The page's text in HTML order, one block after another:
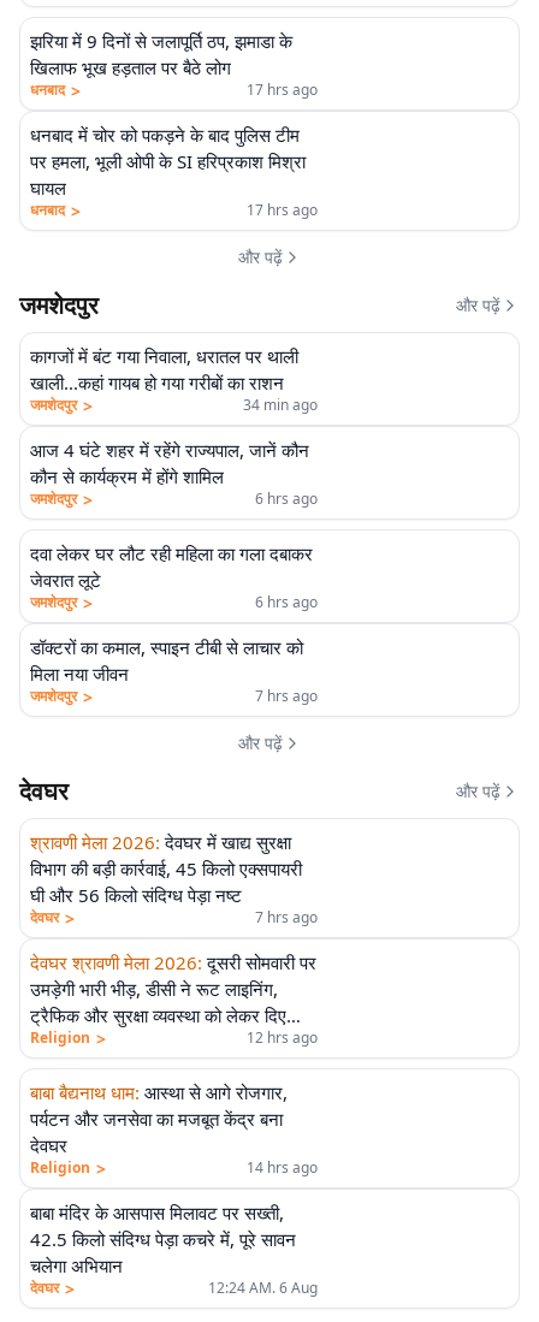
झरिया में 9 दिनों से जलापूर्ति ठप, झमाडा के
खिलाफ भूख हड़ताल पर बैठे लोग
धनबाद > 17 hrs ago
धनबाद में चोर को पकड़ने के बाद पुलिस टीम
पर हमला, भूली ओपी के SI हरिप्रकाश मिश्रा
घायल
धनबाद > 17 hrs ago
और पढ़ें
जमशेदपुर और पढ़ें
कागजों में बंट गया निवाला, धरातल पर थाली
खाली...कहां गायब हो गया गरीबों का राशन
जमशेदपुर > 34 min ago
आज 4 घंटे शहर में रहेंगे राज्यपाल, जानें कौन
कौन से कार्यक्रम में होंगे शामिल
जमशेदपुर > 6 hrs ago
दवा लेकर घर लौट रही महिला का गला दबाकर
जेवरात लूटे
जमशेदपुर > 6 hrs ago
डॉक्टरों का कमाल, स्पाइन टीबी से लाचार को
मिला नया जीवन
जमशेदपुर > 7 hrs ago
और पढ़ें
देवघर और पढ़ें
श्रावणी मेला 2026: देवघर में खाद्य सुरक्षा
विभाग की बड़ी कार्रवाई, 45 किलो एक्सपायरी
घी और 56 किलो संदिग्ध पेड़ा नष्ट
देवघर > 7 hrs ago
देवघर श्रावणी मेला 2026: दूसरी सोमवारी पर
उमड़ेगी भारी भीड़, डीसी ने रूट लाइनिंग,
ट्रैफिक और सुरक्षा व्यवस्था को लेकर दिए
सख्त निर्देश
Religion > 12 hrs ago
बाबा बैद्यनाथ धाम: आस्था से आगे रोजगार,
पर्यटन और जनसेवा का मजबूत केंद्र बना
देवघर
Religion > 14 hrs ago
बाबा मंदिर के आसपास मिलावट पर सख्ती,
42.5 किलो संदिग्ध पेड़ा कचरे में, पूरे सावन
चलेगा अभियान
देवघर > 12:24 AM. 6 Aug